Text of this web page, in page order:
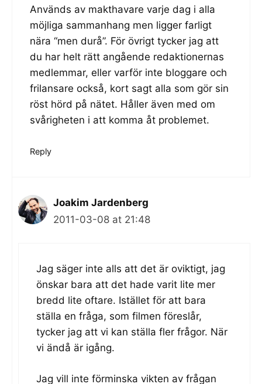
Används av makthavare varje dag i alla
möjliga sammanhang men ligger farligt
nära “men durå”. För övrigt tycker jag att
du har helt rätt angående redaktionernas
medlemmar, eller varför inte bloggare och
frilansare också, kort sagt alla som gör sin
röst hörd på nätet. Håller även med om
svårigheten i att komma åt problemet.
Reply
Joakim Jardenberg
2011-03-08 at 21:48
Jag säger inte alls att det är oviktigt, jag
önskar bara att det hade varit lite mer
bredd lite oftare. Istället för att bara
ställa en fråga, som filmen föreslår,
tycker jag att vi kan ställa fler frågor. När
vi ändå är igång.
Jag vill inte förminska vikten av frågan